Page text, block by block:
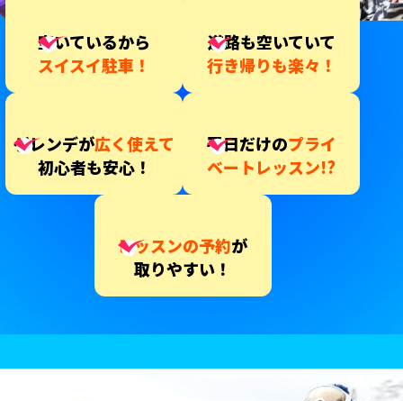
空いているから
スイスイ駐車！
道路も空いていて
行き帰りも楽々！
ゲレンデが広く使えて
初心者も安心！
平日だけのプライ
ベートレッスン!?
レッスンの予約が
取りやすい！